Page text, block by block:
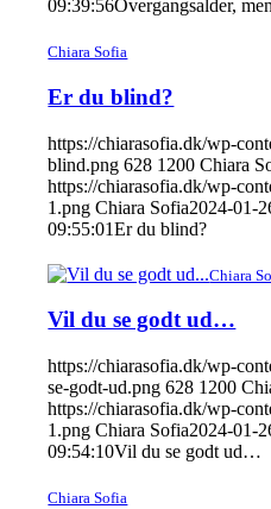
09:39:56Overgangsalder,
Chiara Sofia
Er du blind?
https://chiarasofia.dk/wp-
blind.png 628 1200 Chiara
https://chiarasofia.dk/wp-
1.png Chiara Sofia2024-01-
09:55:01Er du blind?
Chiara
Vil du se godt ud…
https://chiarasofia.dk/wp-
se-godt-ud.png 628 1200
https://chiarasofia.dk/wp-
1.png Chiara Sofia2024-01-
09:54:10Vil du se godt ud…
Chiara Sofia